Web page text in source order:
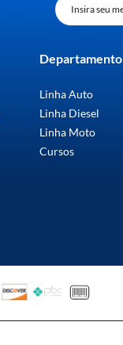
Departamento
Linha Auto
Linha Diesel
Linha Moto
Cursos